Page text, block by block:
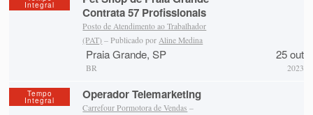
Integral
Contrata 57 Profissionais
Posto de Atendimento ao Trabalhador
(PAT) – Publicado por Aline Medina
Praia Grande, SP
BR
25 out
2023
Tempo
Integral Operador Telemarketing
Carrefour Pormotora de Vendas –